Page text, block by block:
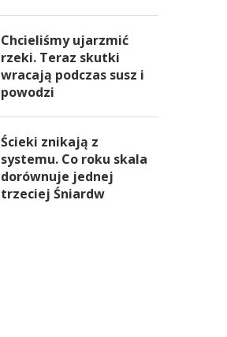
Chcieliśmy ujarzmić
rzeki. Teraz skutki
wracają podczas susz i
powodzi
Ścieki znikają z
systemu. Co roku skala
dorównuje jednej
trzeciej Śniardw